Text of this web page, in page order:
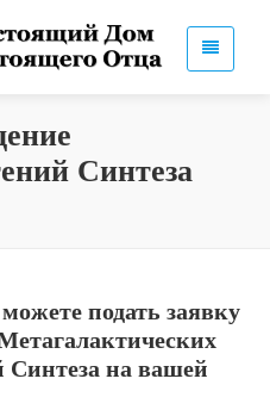
Синтеза
подать заявку
на вашей